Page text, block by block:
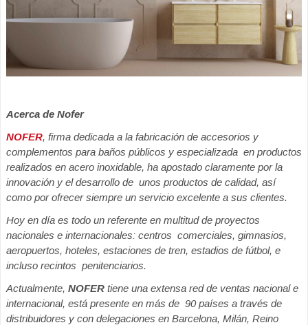
Acerca de Nofer
NOFER, firma dedicada a la fabricación de accesorios y
complementos para baños públicos y especializada en productos
realizados en acero inoxidable, ha apostado claramente por la
innovación y el desarrollo de unos productos de calidad, así
como por ofrecer siempre un servicio excelente a sus clientes.
Hoy en día es todo un referente en multitud de proyectos
nacionales e internacionales: centros comerciales, gimnasios,
aeropuertos, hoteles, estaciones de tren, estadios de fútbol, e
incluso recintos penitenciarios.
Actualmente, NOFER tiene una extensa red de ventas nacional e
internacional, está presente en más de 90 países a través de
distribuidores y con delegaciones en Barcelona, Milán, Reino